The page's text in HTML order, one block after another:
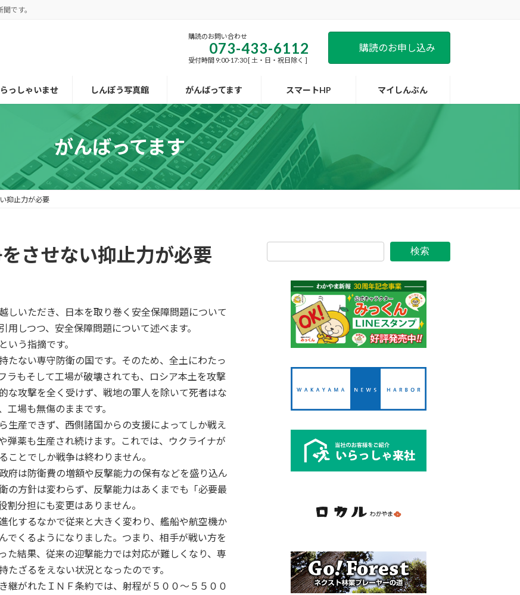
です。
購読のお問い合わせ
073-433-6112
受付時間 9:00-17:30 [ 土・日・祝日除く ]
購読のお申し込み
っしゃいませ しんぽう写真館 がんばってます スマートHP マイしんぶん
がんばってます
抑止力が必要
させない抑止力が必要
しいただき、日本を取り巻く安全保障問題について
しつつ、安全保障問題について述べます。
いう指摘です。
たない専守防衛の国です。そのため、全土にわたっ
ラもそして工場が破壊されても、ロシア本土を攻撃
な攻撃を全く受けず、戦地の軍人を除いて死者はな
場も無傷のままです。
産できず、西側諸国からの支援によってしか戦え
弾薬も生産され続けます。これでは、ウクライナが
とでしか戦争は終わりません。
府は防衛費の増額や反撃能力の保有などを盛り込ん
の方針は変わらず、反撃能力はあくまでも「必要最
分担にも変更はありません。
化するなかで従来と大きく変わり、艦船や航空機か
でくるようになりました。つまり、相手が戦い方を
た結果、従来の迎撃能力では対応が難しくなり、専
ざるをえない状況となったのです。
継がれたＩＮＦ条約では、射程が５００～５５００
検索